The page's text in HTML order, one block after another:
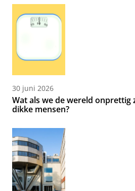
30 juni 2026
Wat als we de wereld
dikke mensen?